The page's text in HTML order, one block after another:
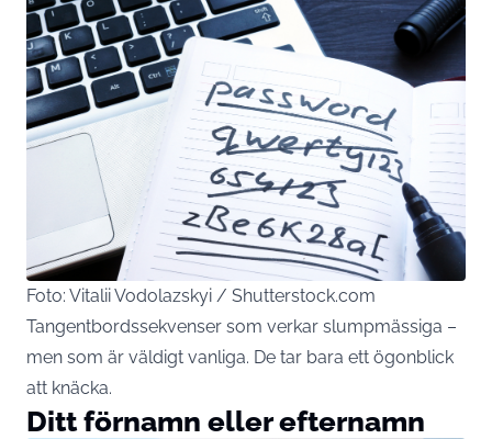
Foto: Vitalii Vodolazskyi / Shutterstock.com
Tangentbordssekvenser som verkar slumpmässiga –
men som är väldigt vanliga. De tar bara ett ögonblick
att knäcka.
Ditt förnamn eller efternamn